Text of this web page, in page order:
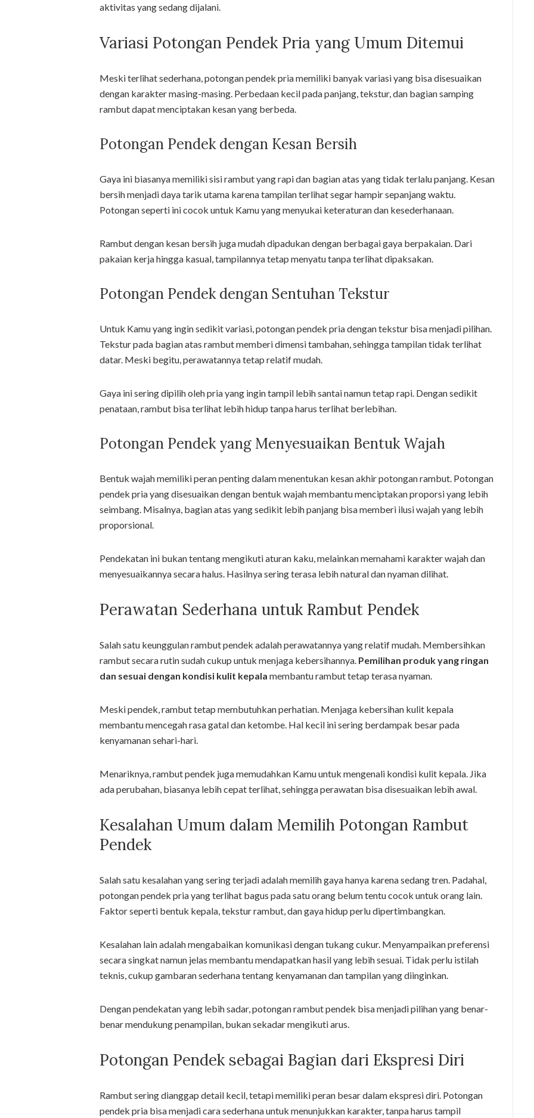
aktivitas yang sedang dijalani.
Variasi Potongan Pendek Pria yang Umum Ditemui
Meski terlihat sederhana, potongan pendek pria memiliki banyak variasi yang bisa disesuaikan
dengan karakter masing-masing. Perbedaan kecil pada panjang, tekstur, dan bagian samping
rambut dapat menciptakan kesan yang berbeda.
Potongan Pendek dengan Kesan Bersih
Gaya ini biasanya memiliki sisi rambut yang rapi dan bagian atas yang tidak terlalu panjang. Kesan
bersih menjadi daya tarik utama karena tampilan terlihat segar hampir sepanjang waktu.
Potongan seperti ini cocok untuk Kamu yang menyukai keteraturan dan kesederhanaan.
Rambut dengan kesan bersih juga mudah dipadukan dengan berbagai gaya berpakaian. Dari
pakaian kerja hingga kasual, tampilannya tetap menyatu tanpa terlihat dipaksakan.
Potongan Pendek dengan Sentuhan Tekstur
Untuk Kamu yang ingin sedikit variasi, potongan pendek pria dengan tekstur bisa menjadi pilihan.
Tekstur pada bagian atas rambut memberi dimensi tambahan, sehingga tampilan tidak terlihat
datar. Meski begitu, perawatannya tetap relatif mudah.
Gaya ini sering dipilih oleh pria yang ingin tampil lebih santai namun tetap rapi. Dengan sedikit
penataan, rambut bisa terlihat lebih hidup tanpa harus terlihat berlebihan.
Potongan Pendek yang Menyesuaikan Bentuk Wajah
Bentuk wajah memiliki peran penting dalam menentukan kesan akhir potongan rambut. Potongan
pendek pria yang disesuaikan dengan bentuk wajah membantu menciptakan proporsi yang lebih
seimbang. Misalnya, bagian atas yang sedikit lebih panjang bisa memberi ilusi wajah yang lebih
proporsional.
Pendekatan ini bukan tentang mengikuti aturan kaku, melainkan memahami karakter wajah dan
menyesuaikannya secara halus. Hasilnya sering terasa lebih natural dan nyaman dilihat.
Perawatan Sederhana untuk Rambut Pendek
Salah satu keunggulan rambut pendek adalah perawatannya yang relatif mudah. Membersihkan
rambut secara rutin sudah cukup untuk menjaga kebersihannya. Pemilihan produk yang ringan
dan sesuai dengan kondisi kulit kepala membantu rambut tetap terasa nyaman.
Meski pendek, rambut tetap membutuhkan perhatian. Menjaga kebersihan kulit kepala
membantu mencegah rasa gatal dan ketombe. Hal kecil ini sering berdampak besar pada
kenyamanan sehari-hari.
Menariknya, rambut pendek juga memudahkan Kamu untuk mengenali kondisi kulit kepala. Jika
ada perubahan, biasanya lebih cepat terlihat, sehingga perawatan bisa disesuaikan lebih awal.
Kesalahan Umum dalam Memilih Potongan Rambut
Pendek
Salah satu kesalahan yang sering terjadi adalah memilih gaya hanya karena sedang tren. Padahal,
potongan pendek pria yang terlihat bagus pada satu orang belum tentu cocok untuk orang lain.
Faktor seperti bentuk kepala, tekstur rambut, dan gaya hidup perlu dipertimbangkan.
Kesalahan lain adalah mengabaikan komunikasi dengan tukang cukur. Menyampaikan preferensi
secara singkat namun jelas membantu mendapatkan hasil yang lebih sesuai. Tidak perlu istilah
teknis, cukup gambaran sederhana tentang kenyamanan dan tampilan yang diinginkan.
Dengan pendekatan yang lebih sadar, potongan rambut pendek bisa menjadi pilihan yang benar-
benar mendukung penampilan, bukan sekadar mengikuti arus.
Potongan Pendek sebagai Bagian dari Ekspresi Diri
Rambut sering dianggap detail kecil, tetapi memiliki peran besar dalam ekspresi diri. Potongan
pendek pria bisa menjadi cara sederhana untuk menunjukkan karakter, tanpa harus tampil